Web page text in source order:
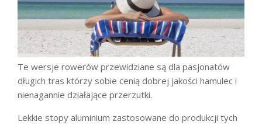
Te wersje rowerów przewidziane są dla pasjonatów
długich tras którzy sobie cenią dobrej jakości hamulec i
nienagannie działające przerzutki.
Lekkie stopy aluminium zastosowane do produkcji tych